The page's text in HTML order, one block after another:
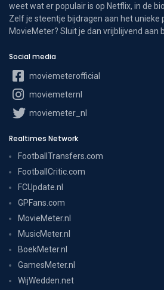
weet wat er populair is op Netflix, in de
Zelf je steentje bijdragen aan het unieke
MovieMeter? Sluit je dan vrijblijvend aan
Social media
moviemeterofficial
moviemeternl
moviemeter_nl
Realtimes Network
FootballTransfers.com
FootballCritic.com
FCUpdate.nl
GPFans.com
MovieMeter.nl
MusicMeter.nl
BoekMeter.nl
GamesMeter.nl
WijWedden.net